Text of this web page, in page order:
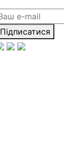
Підписатися